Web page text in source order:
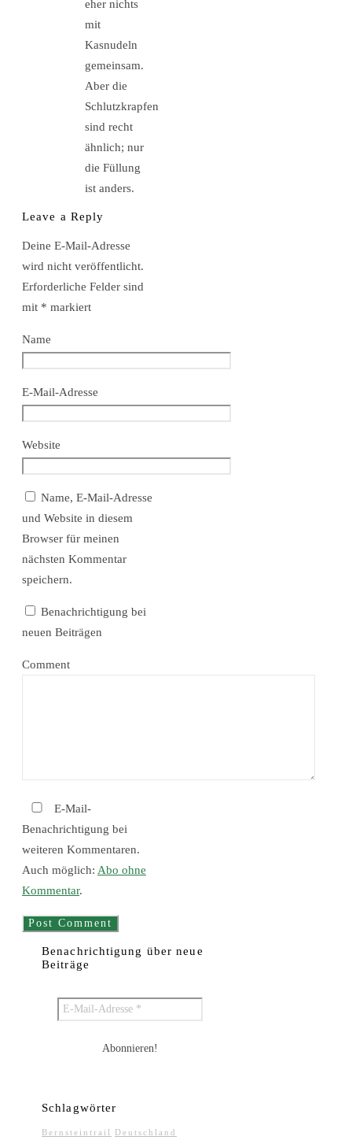
eher nichts
mit
Kasnudeln
gemeinsam.
Aber die
Schlutzkrapfen
sind recht
ähnlich; nur
die Füllung
ist anders.
Leave a Reply
Deine E-Mail-Adresse
wird nicht veröffentlicht.
Erforderliche Felder sind
mit * markiert
Name
E-Mail-Adresse
Website
Name, E-Mail-Adresse
und Website in diesem
Browser für meinen
nächsten Kommentar
speichern.
Benachrichtigung bei
neuen Beiträgen
Comment
E-Mail-
Benachrichtigung bei
weiteren Kommentaren.
Auch möglich: Abo ohne
Kommentar.
Benachrichtigung über neue
Beiträge
Schlagwörter
Bernsteintrail Deutschland